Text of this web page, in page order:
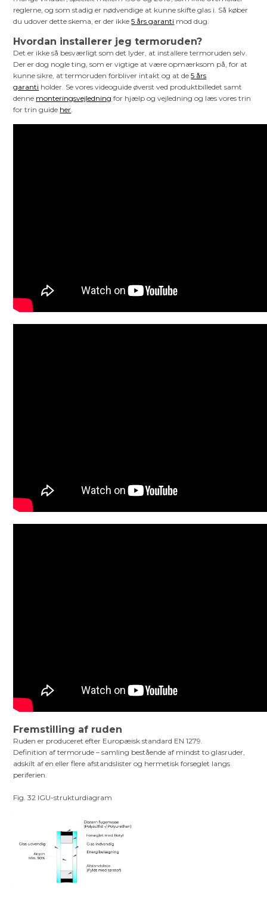
reglerne, og som stadig er nødvendige at kunne skifte glas i. Så køber
du udover dette skema, er der ikke5 års garanti mod dug.
Hvordan installerer jeg termoruden?
Det er ikke så besværligt som det lyder, at installere termoruden selv.
Der er dog nogle ting, som er vigtige at være opmærksom på, for at
kunne sikre, at termoruden forbliver intakt og at de5 års
garanti holder. Se vores videoguide øverst ved produktbilledet samt
denne monteringsvejledning for hjælp og vejledning og læs vores trin
for trin guide her
Fremstilling af ruden
Ruden er produceret efter Europæisk standard EN 1279.
Definition af termorude – samling bestående af mindst to glasruder,
adskilt af en eller flere afstandslister og hermetisk forseglet langs
periferien.
Fig. 32 IGU-strukturdiagram